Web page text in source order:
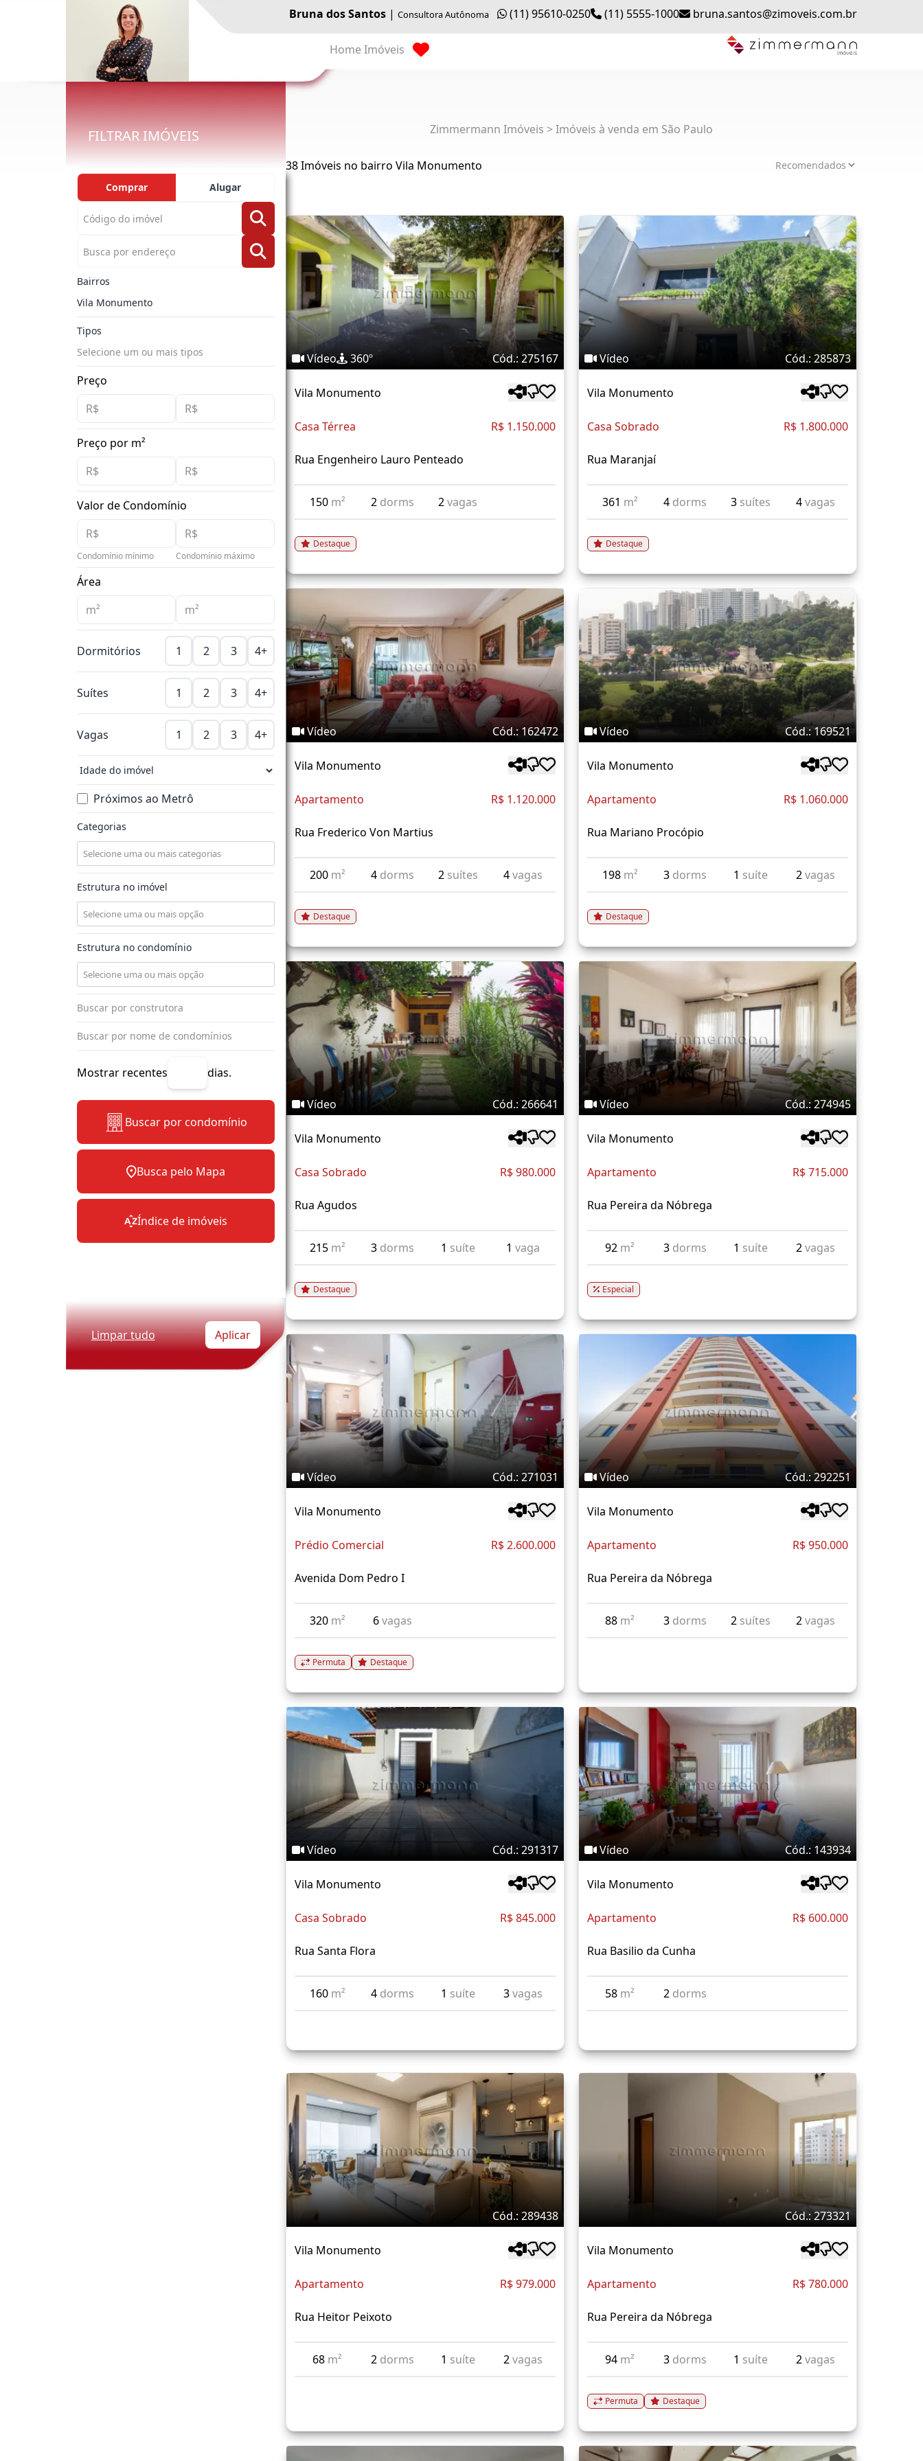
Bruna dos Santos | Consultora Autônoma (11) 95610-0250 (11) 5555-1000 bruna.santos@zimoveis.com.br
Home Imóveis
FILTRAR IMÓVEIS
Comprar Alugar
Bairros
Vila Monumento
Tipos
Selecione um ou mais tipos
Preço
Preço por m²
Valor de Condomínio
Condomínio mínimo Condomínio máximo
Área
Dormitórios 1 2 3 4+
Suítes 1 2 3 4+
Vagas 1 2 3 4+
Próximos ao Metrô
Categorias
Estrutura no imóvel
Estrutura no condomínio
Mostrar recentes dias.
Buscar por condomínio
Busca pelo Mapa
Índice de imóveis
Limpar tudo Aplicar
Zimmermann Imóveis > Imóveis à venda em São Paulo
38 Imóveis no bairro Vila Monumento
Vídeo 360º Cód.: 275167
Vila Monumento
Casa Térrea R$ 1.150.000
Rua Engenheiro Lauro Penteado
150 m² 2 dorms 2vagas
Destaque
Vídeo Cód.: 285873
Vila Monumento
Casa Sobrado R$ 1.800.000
Rua Maranjaí
361 m² 4 dorms 3 suítes 4vagas
Destaque
Vídeo Cód.: 162472
Vila Monumento
Apartamento R$ 1.120.000
Rua Frederico Von Martius
200 m² 4 dorms 2 suítes 4vagas
Destaque
Vídeo Cód.: 169521
Vila Monumento
Apartamento R$ 1.060.000
Rua Mariano Procópio
198 m² 3 dorms 1 suíte 2vagas
Destaque
Vídeo Cód.: 266641
Vila Monumento
Casa Sobrado R$ 980.000
Rua Agudos
215 m² 3 dorms 1 suíte 1 vaga
Destaque
Vídeo Cód.: 274945
Vila Monumento
Apartamento R$ 715.000
Rua Pereira da Nóbrega
92 m² 3 dorms 1 suíte 2vagas
Especial
Vídeo Cód.: 271031
Vila Monumento
Prédio Comercial R$ 2.600.000
Avenida Dom Pedro I
320 m² 6vagas
Permuta Destaque
Vídeo Cód.: 292251
Vila Monumento
Apartamento R$ 950.000
Rua Pereira da Nóbrega
88 m² 3 dorms 2 suítes 2vagas
Vídeo Cód.: 291317
Vila Monumento
Casa Sobrado R$ 845.000
Rua Santa Flora
160 m² 4 dorms 1 suíte 3vagas
Vídeo Cód.: 143934
Vila Monumento
Apartamento R$ 600.000
Rua Basilio da Cunha
58 m² 2 dorms
Cód.: 289438
Vila Monumento
Apartamento R$ 979.000
Rua Heitor Peixoto
68 m² 2 dorms 1 suíte 2vagas
Cód.: 273321
Vila Monumento
Apartamento R$ 780.000
Rua Pereira da Nóbrega
94 m² 3 dorms 1 suíte 2vagas
Permuta Destaque